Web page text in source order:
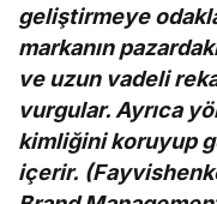
geliştirmeye
markanın
ve uzun vadeli
vurgular. Ayrıca
kimliğini koruyup
içerir.